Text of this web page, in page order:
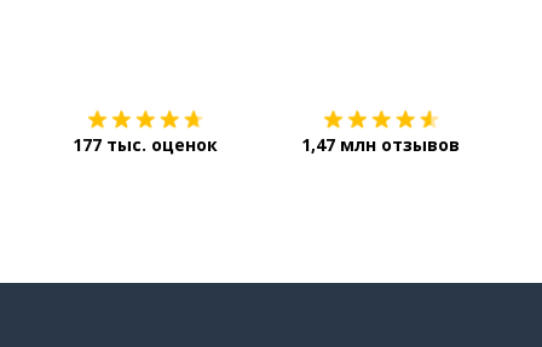
177 тыс. оценок 1,47 млн отзывов